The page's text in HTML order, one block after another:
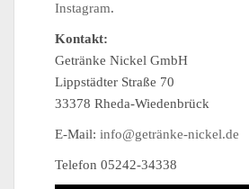
Instagram.
Kontakt:
Getränke Nickel GmbH
Lippstädter Straße 70
33378 Rheda-Wiedenbrück
E-Mail: info@getränke-nickel.de
Telefon 05242-34338